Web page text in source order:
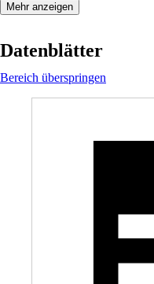
Mehr anzeigen
Datenblätter
Bereich überspringen